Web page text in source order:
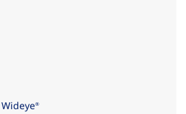
®